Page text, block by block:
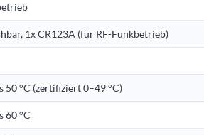
1x CR123A (für RF-Funkbetrieb)
50 °C (zertifiziert 0–49 °C)
60 °C